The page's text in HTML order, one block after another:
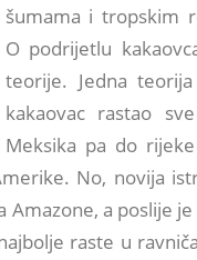
šumama i tropskim
O podrijetlu
teorije. Jedna
kakaovac rastao
Meksika pa do
No, novija
Amazone, a poslije
raste u